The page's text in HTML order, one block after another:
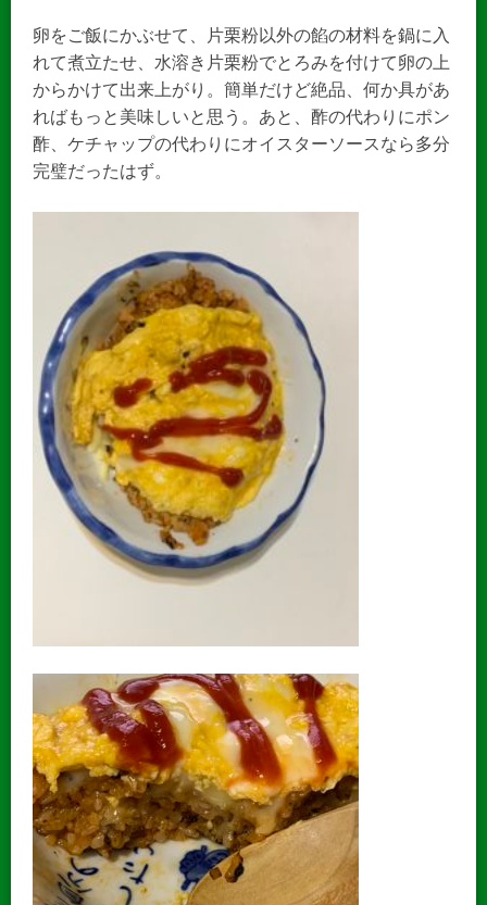
卵をご飯にかぶせて、片栗粉以外の餡の材料を鍋に入
れて煮立たせ、水溶き片栗粉でとろみを付けて卵の上
からかけて出来上がり。簡単だけど絶品、何か具があ
ればもっと美味しいと思う。あと、酢の代わりにポン
酢、ケチャップの代わりにオイスターソースなら多分
完璧だったはず。